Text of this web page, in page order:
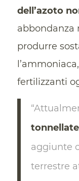
dell’azoto
abbondanza
produrre
fertilizzanti
aggiunte
terrestre